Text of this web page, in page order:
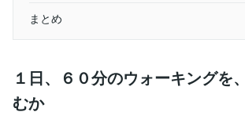
まとめ
１日、６０分のウォーキングを
むか